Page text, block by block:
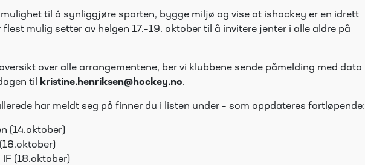
til å synliggjøre sporten, bygge miljø og vise at ishockey er en idrett
flest mulig setter av helgen 17.–19. oktober til å invitere jenter i alle aldre på
over alle arrangementene, ber vi klubbene sende påmelding med dato
til
kristine.henriksen@hockey.no.
har meldt seg på finner du i listen under – som oppdateres fortløpende:
(14.oktober)
IF (18.oktober)